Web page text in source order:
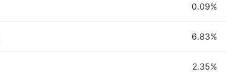
0.09%
6.83%
2.35%